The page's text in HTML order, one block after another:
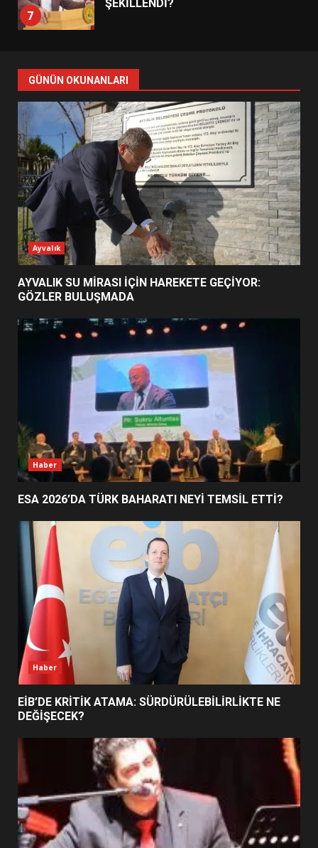
HAREKETE GEÇİYOR: GÖZLER
2
ESA 2026’DA TÜRK BAHARATI
NEYİ TEMSİL ETTİ?
3
EİB’DE KRİTİK ATAMA:
SÜRDÜRÜLEBİLİRLİKTE NE
DEĞİŞECEK?
4
EDREMİT’İN GURURU TÜRKİYE
FİNALİNDE NE BAŞARDI?
BALIKESİR MÜZELERİNDE SÜRE
UZATILDI: NE DEĞİŞTİ?
6
BURHANİYE SATRANÇ
TURNUVASI KAYITLARI NEYİ
DEĞİŞTİRİYOR?
7
BURHANİYE BELEDİYESPOR’DA
YENİ YÖNETİM NASIL
ŞEKİLLENDİ?
GÜNÜN OKUNANLARI
Ayvalık
AYVALIK SU MİRASI İÇİN HAREKETE GEÇİYOR:
GÖZLER BULUŞMADA
Haber
ESA 2026’DA TÜRK BAHARATI NEYİ TEMSİL ETTİ?
Haber
EİB’DE KRİTİK ATAMA: SÜRDÜRÜLEBİLİRLİKTE NE
DEĞİŞECEK?